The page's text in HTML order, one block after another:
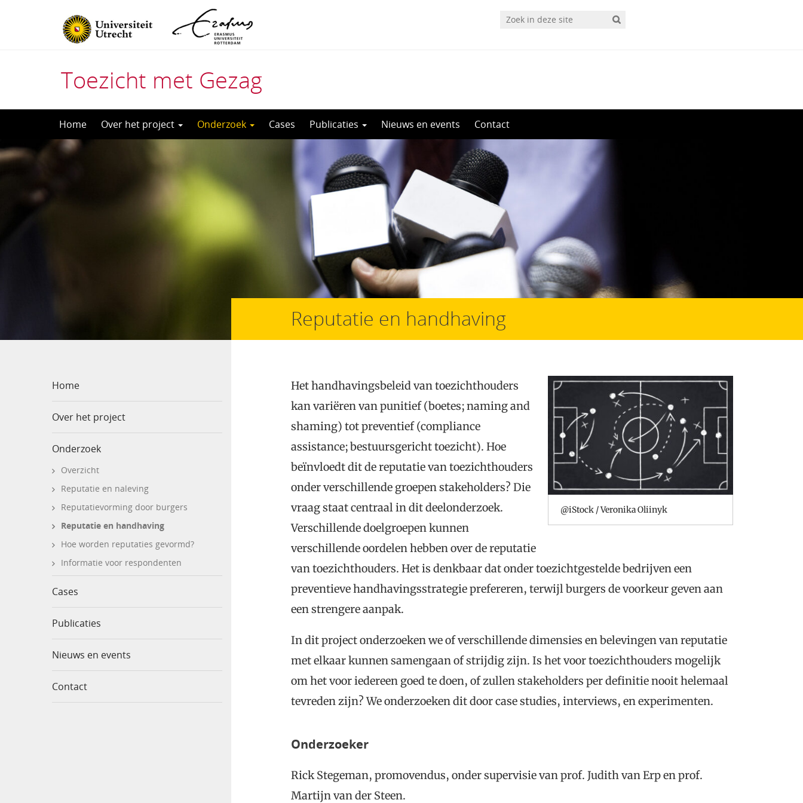
Toezicht met Gezag
het
Home Over het project Onderzoek Cases Publicaties Nieuws en events Contact
Home
Over het project
Onderzoek
Overzicht
Reputatie en naleving
Reputatievorming door burgers
Reputatie en handhaving
Hoe worden reputaties gevormd?
Informatie voor respondenten
Cases
Publicaties
Nieuws en events
Contact
Reputatie en handhaving
@iStock / Veronika Oliinyk
Het handhavingsbeleid van toezichthouders
kan variëren van punitief (boetes; naming and
shaming) tot preventief (compliance
assistance; bestuursgericht toezicht). Hoe
beïnvloedt dit de reputatie van toezichthouders
onder verschillende groepen stakeholders? Die
vraag staat centraal in dit deelonderzoek.
Verschillende doelgroepen kunnen
verschillende oordelen hebben over de reputatie
van toezichthouders. Het is denkbaar dat onder toezichtgestelde bedrijven een
preventieve handhavingsstrategie prefereren, terwijl burgers de voorkeur geven aan
een strengere aanpak.
In dit project onderzoeken we of verschillende dimensies en belevingen van reputatie
met elkaar kunnen samengaan of strijdig zijn. Is het voor toezichthouders mogelijk
om het voor iedereen goed te doen, of zullen stakeholders per definitie nooit helemaal
tevreden zijn? We onderzoeken dit door case studies, interviews, en experimenten.
Onderzoeker
Rick Stegeman, promovendus, onder supervisie van prof. Judith van Erp en prof.
Martijn van der Steen.